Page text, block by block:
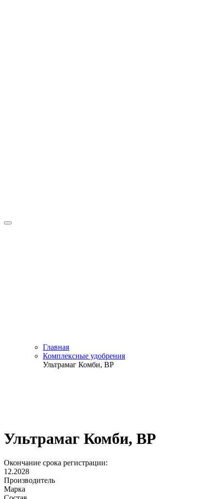
Главная
Комплексные удобрения
Ультрамаг Комби, ВР
Ультрамаг Комби, ВР
Окончание срока регистрации:
12.2028
Производитель
Марка